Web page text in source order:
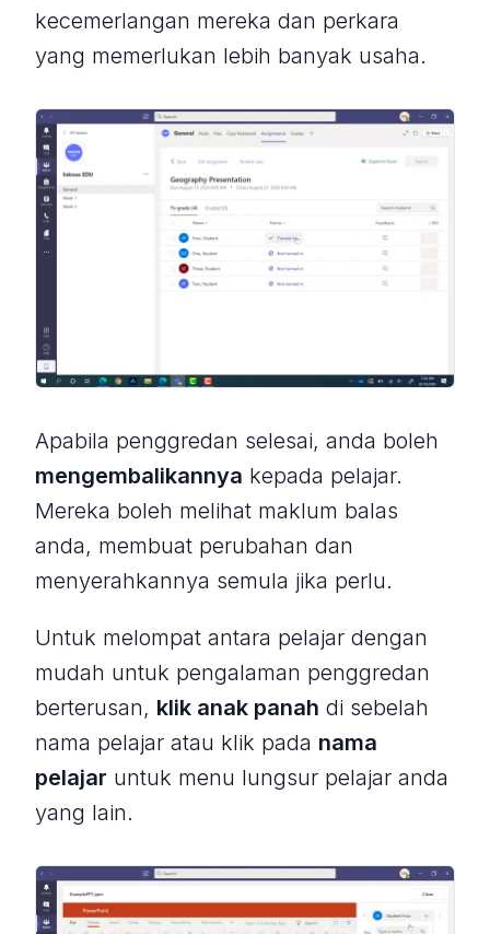
kecemerlangan mereka dan perkara
yang memerlukan lebih banyak usaha.
Apabila penggredan selesai, anda boleh
mengembalikannya kepada pelajar.
Mereka boleh melihat maklum balas
anda, membuat perubahan dan
menyerahkannya semula jika perlu.
Untuk melompat antara pelajar dengan
mudah untuk pengalaman penggredan
berterusan, klik anak panah di sebelah
nama pelajar atau klik pada nama
pelajar untuk menu lungsur pelajar anda
yang lain.